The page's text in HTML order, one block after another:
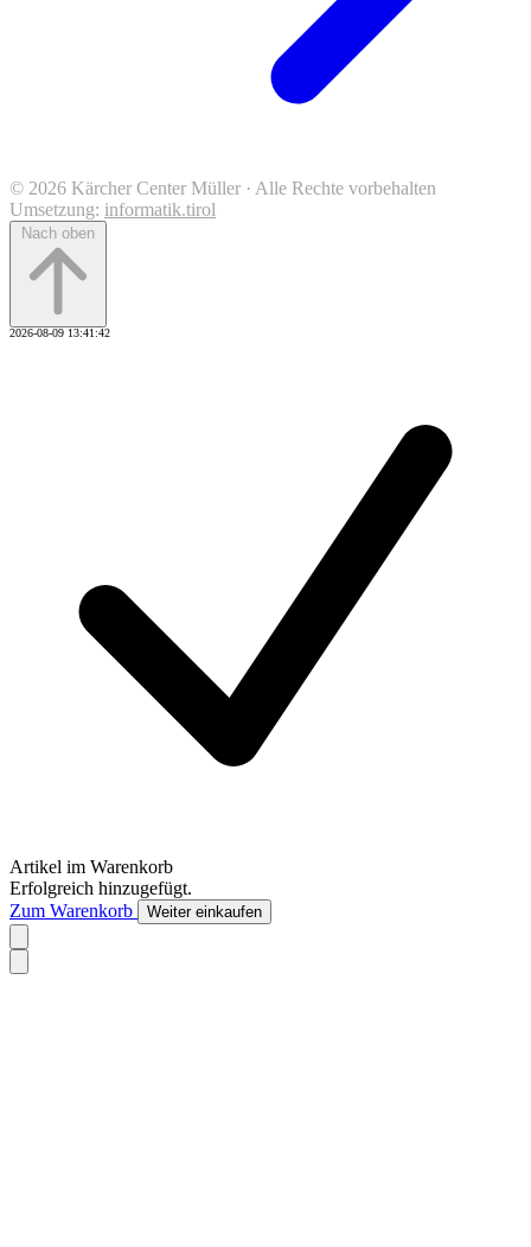
© 2026 Kärcher Center Müller · Alle Rechte vorbehalten
Umsetzung: informatik.tirol
Nach oben
2026-08-09 13:41:42
Artikel im Warenkorb
Erfolgreich hinzugefügt.
Zum Warenkorb
Weiter einkaufen